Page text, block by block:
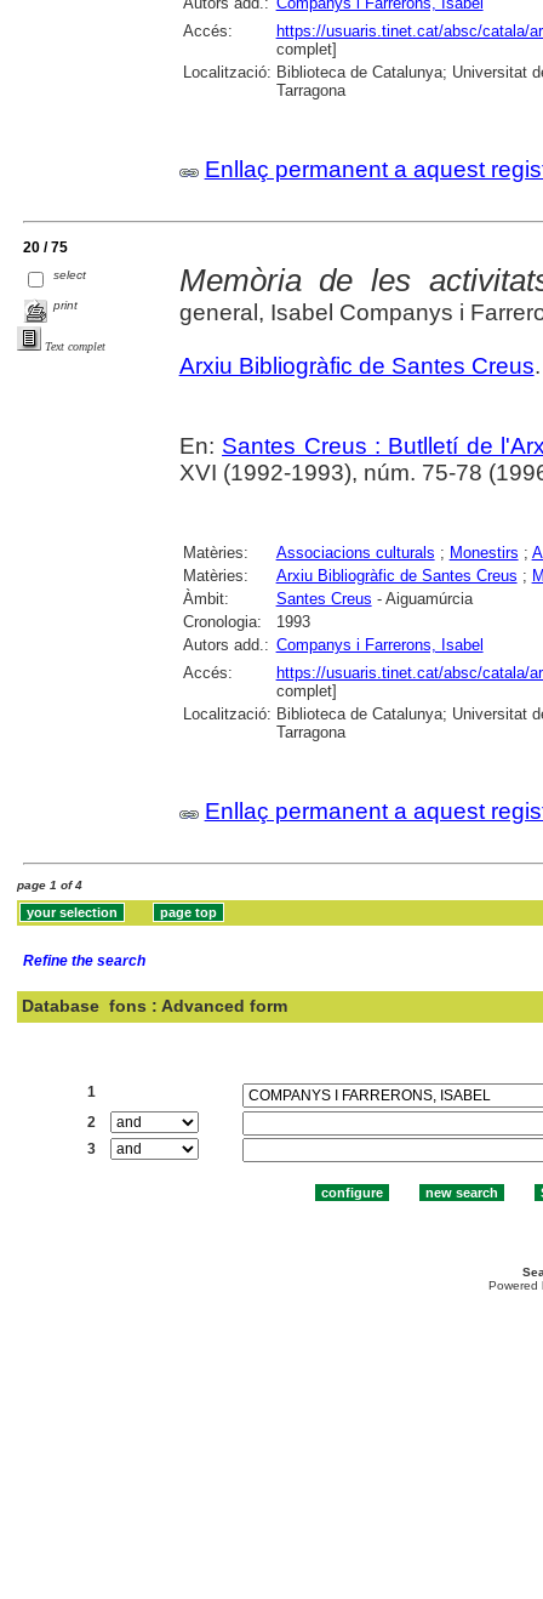
Accés:
https://usuaris.tinet.cat/absc/catala/
complet]
Localització: Biblioteca de Catalunya; Universitat
Tarragona
Enllaç permanent a aquest
20 / 75
select
print
Text complet
Memòria de les
general, Isabel Companys i
Arxiu Bibliogràfic de Santes Creus.
En: Santes Creus : Butlletí de
XVI (1992-1993), núm. 75-78
Matèries: Associacions culturals ; Monestirs ;
Matèries:
Arxiu Bibliogràfic de Santes Creus ;
Àmbit:
Santes Creus - Aiguamúrcia
Cronologia:
1993
Autors add.: Companys i Farrerons, Isabel
Accés:
https://usuaris.tinet.cat/absc/catala/
complet]
Localització: Biblioteca de Catalunya; Universitat
Tarragona
Enllaç permanent a aquest
page 1 of 4
Refine the search
Database fons : Advanced form
1
2
3